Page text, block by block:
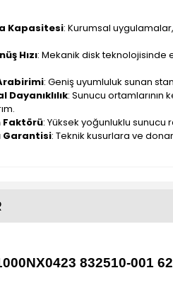
Kapasitesi: Kurumsal
Hızı: Mekanik disk teknolojisinde
: Geniş uyumluluk sunan
Dayanıklılık: Sunucu ortamlarının
Faktörü: Yüksek yoğunluklu
Garantisi: Teknik kusurlara ve
832510-001